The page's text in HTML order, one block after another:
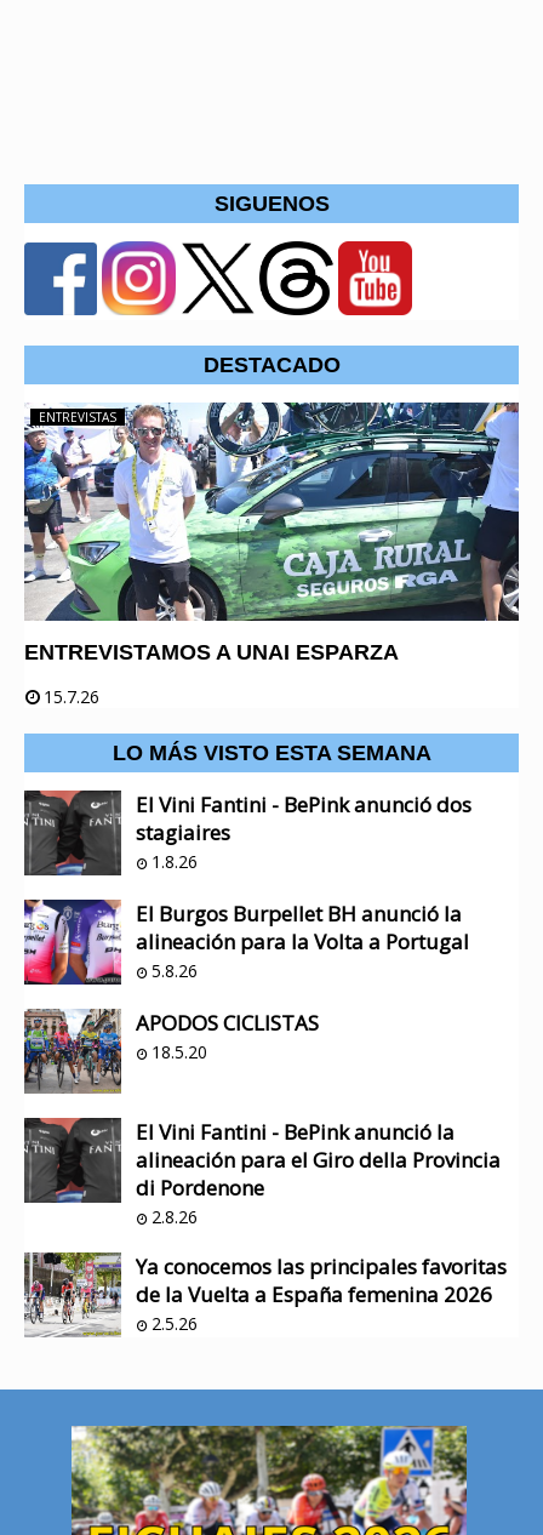
SIGUENOS
DESTACADO
ENTREVISTAS
ENTREVISTAMOS A UNAI ESPARZA
15.7.26
LO MÁS VISTO ESTA SEMANA
El Vini Fantini - BePink anunció dos
stagiaires
1.8.26
El Burgos Burpellet BH anunció la
alineación para la Volta a Portugal
5.8.26
APODOS CICLISTAS
18.5.20
El Vini Fantini - BePink anunció la
alineación para el Giro della Provincia
di Pordenone
2.8.26
Ya conocemos las principales favoritas
de la Vuelta a España femenina 2026
2.5.26